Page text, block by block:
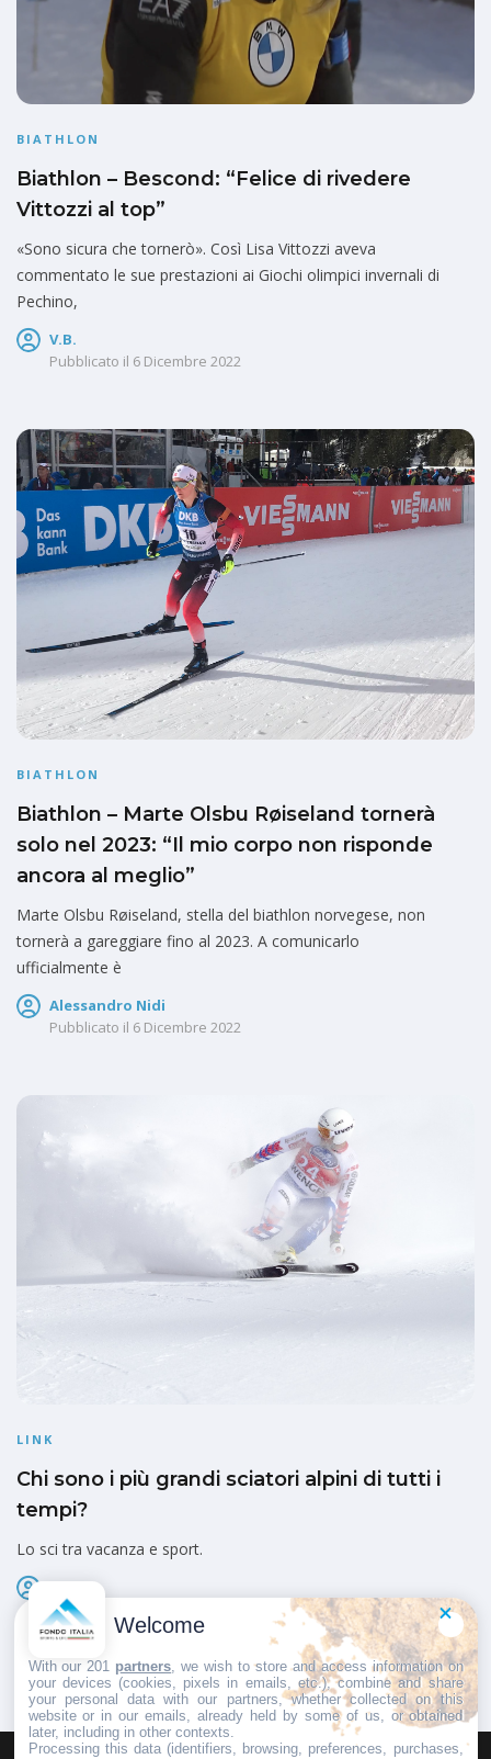
BIATHLON
Biathlon – Bescond: “Felice di rivedere
Vittozzi al top”
«Sono sicura che tornerò». Così Lisa Vittozzi aveva
commentato le sue prestazioni ai Giochi olimpici invernali di
Pechino,
V.B.
Pubblicato il 6 Dicembre 2022
BIATHLON
Biathlon – Marte Olsbu Røiseland tornerà
solo nel 2023: “Il mio corpo non risponde
ancora al meglio”
Marte Olsbu Røiseland, stella del biathlon norvegese, non
tornerà a gareggiare fino al 2023. A comunicarlo
ufficialmente è
Alessandro Nidi
Pubblicato il 6 Dicembre 2022
LINK
Chi sono i più grandi sciatori alpini di tutti i
tempi?
Lo sci tra vacanza e sport.
Admin
Pubblicato il
Welcome
With our 201 partners , we wish to store and access information on
your devices (cookies, pixels in emails, etc.), combine and share
your personal data with our partners, whether collected on this
website or in our emails, already held by some of us, or obtained
later, including in other contexts.
Processing this data (identifiers, browsing, preferences, purchases,